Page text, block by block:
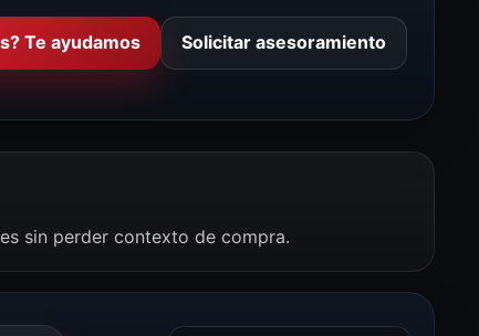
Te ayudamos Solicitar asesoramiento
sin perder contexto de compra.